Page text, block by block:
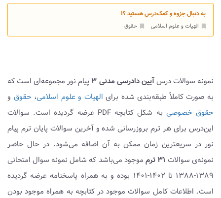
به دنبال جزوه و کمک‌درس هستید ؟!
الهیات و علوم اسلامی حقوق
نمونه سوالات درسآیین دادرسی مدنی ۳
پیام نور مجموعه‌ای است که
به صورت کاملاً طبقه‌بندی شده برای الهیات و علوم اسلامی،حقوق و
حقوق خصوصی
به شکل کتابچه PDF عرضه گردیده است. سوالات
این‌درس برای هر ترم بروزرسانی شده و آخرین سوالات پایان ترم پیام
نور در سریعترین زمان ممکن به آن اضافه می‌شود. در حال حاضر
نمونه‌ی سوالات ۳۱ ترم
موجود می‌باشد که شامل نمونه سوال امتحانی
۱۳۸۹-۱۳۸۸ تا ۱۴۰۲-۱۴۰۱ بوده و به همراه پاسخنامه عرضه گردیده
است. اطلاعات کامل سوالات موجود در کتابچه به همراه موجود بودن